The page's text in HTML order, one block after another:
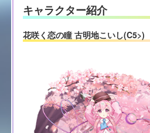
キャラクター紹介
花咲く恋の瞳 古明地こいし(C5>)